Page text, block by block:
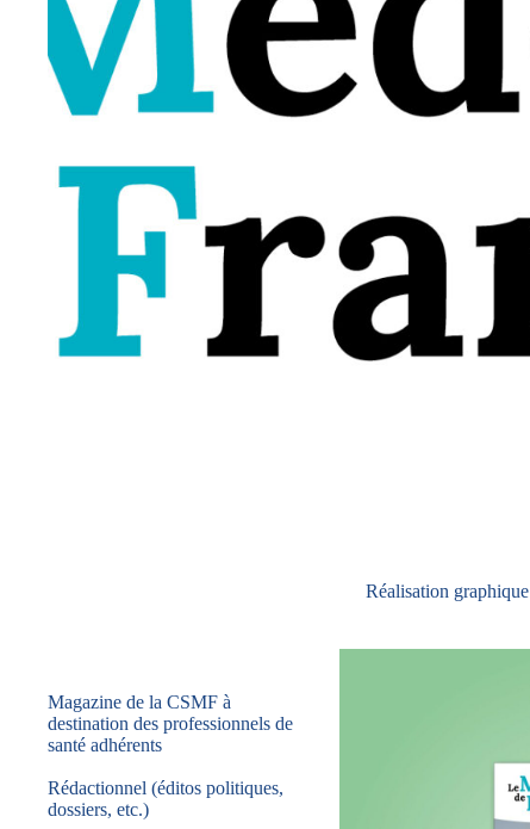
Réalisation graphique
Magazine de la CSMF à
destination des professionnels de
santé adhérents
Rédactionnel (éditos politiques,
dossiers, etc.)